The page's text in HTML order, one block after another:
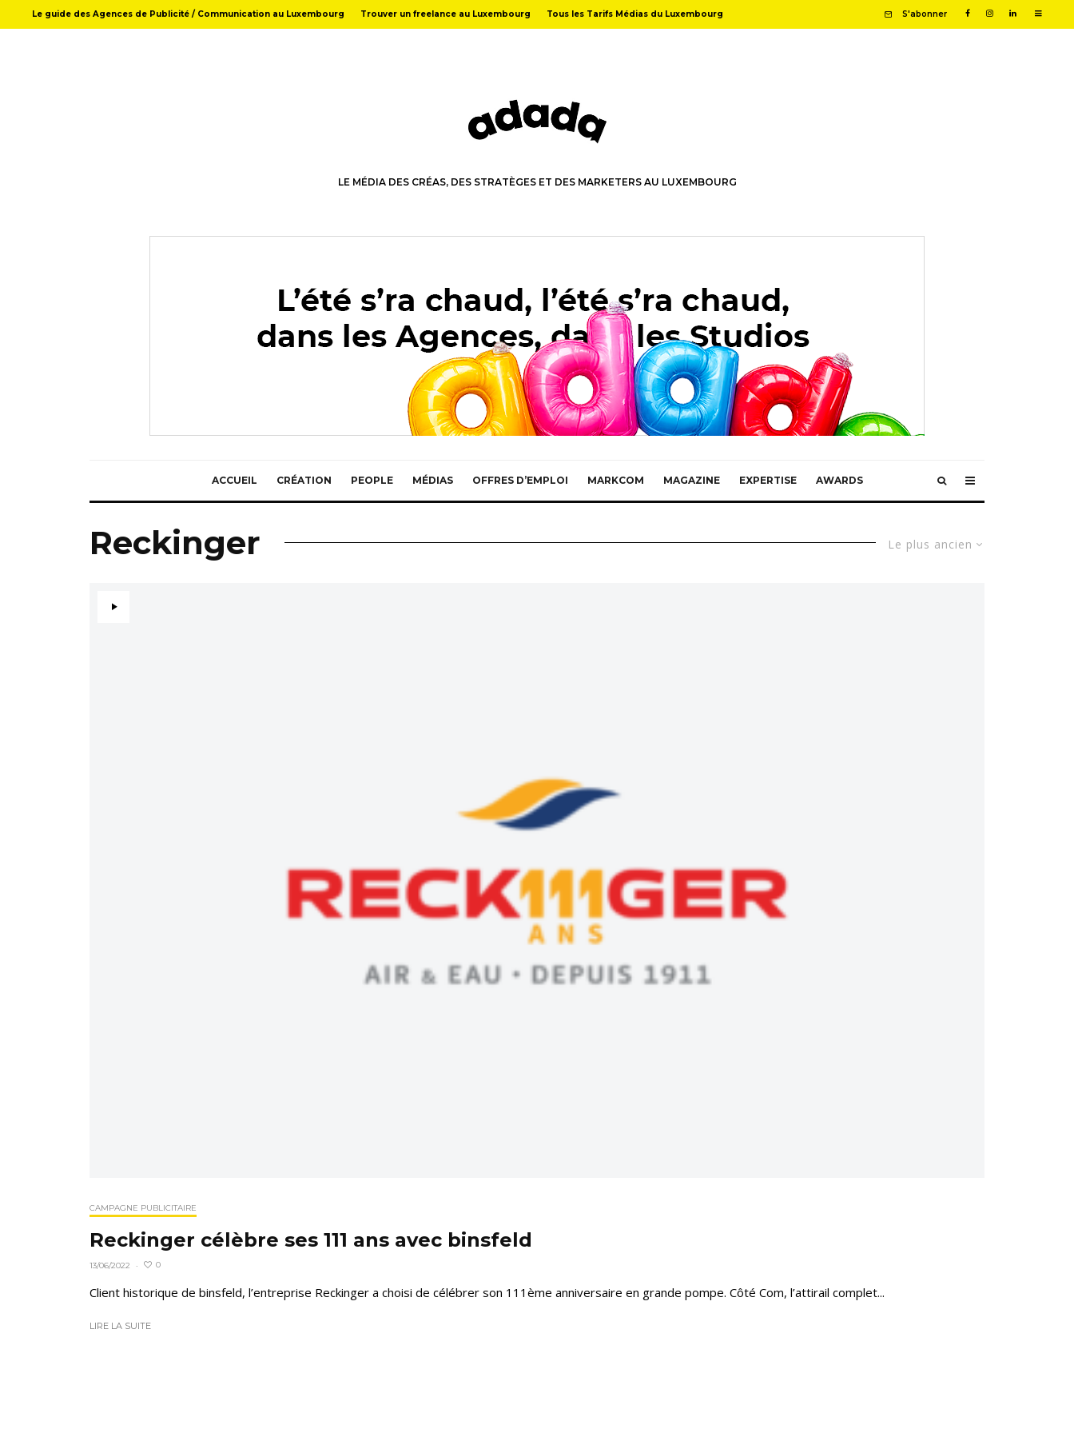
Le guide des Agences de Publicité / Communication au Luxembourg Trouver un freelance au Luxembourg Tous les Tarifs Médias du Luxembourg S'abonner
LE MÉDIA DES CRÉAS, DES STRATÈGES ET DES MARKETERS AU LUXEMBOURG
ACCUEIL CRÉATION PEOPLE MÉDIAS OFFRES D’EMPLOI MARKCOM MAGAZINE EXPERTISE AWARDS
Le plus ancien
Reckinger
CAMPAGNE PUBLICITAIRE
Reckinger célèbre ses 111 ans avec binsfeld
13/06/2022 · 0
Client historique de binsfeld, l’entreprise Reckinger a choisi de célébrer son 111ème anniversaire en grande pompe. Côté Com, l’attirail complet...
LIRE LA SUITE